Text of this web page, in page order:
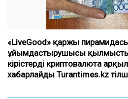
«LiveGood» қаржы
ұйымдастырушысы
кірістерді криптовалюта
хабарлайды Turantimes.kz